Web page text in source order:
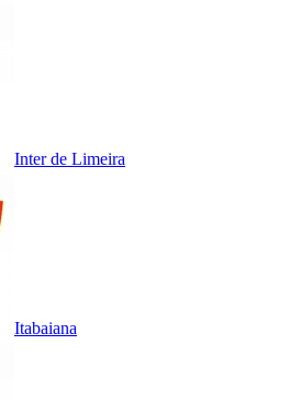
Inter de Limeira
Itabaiana